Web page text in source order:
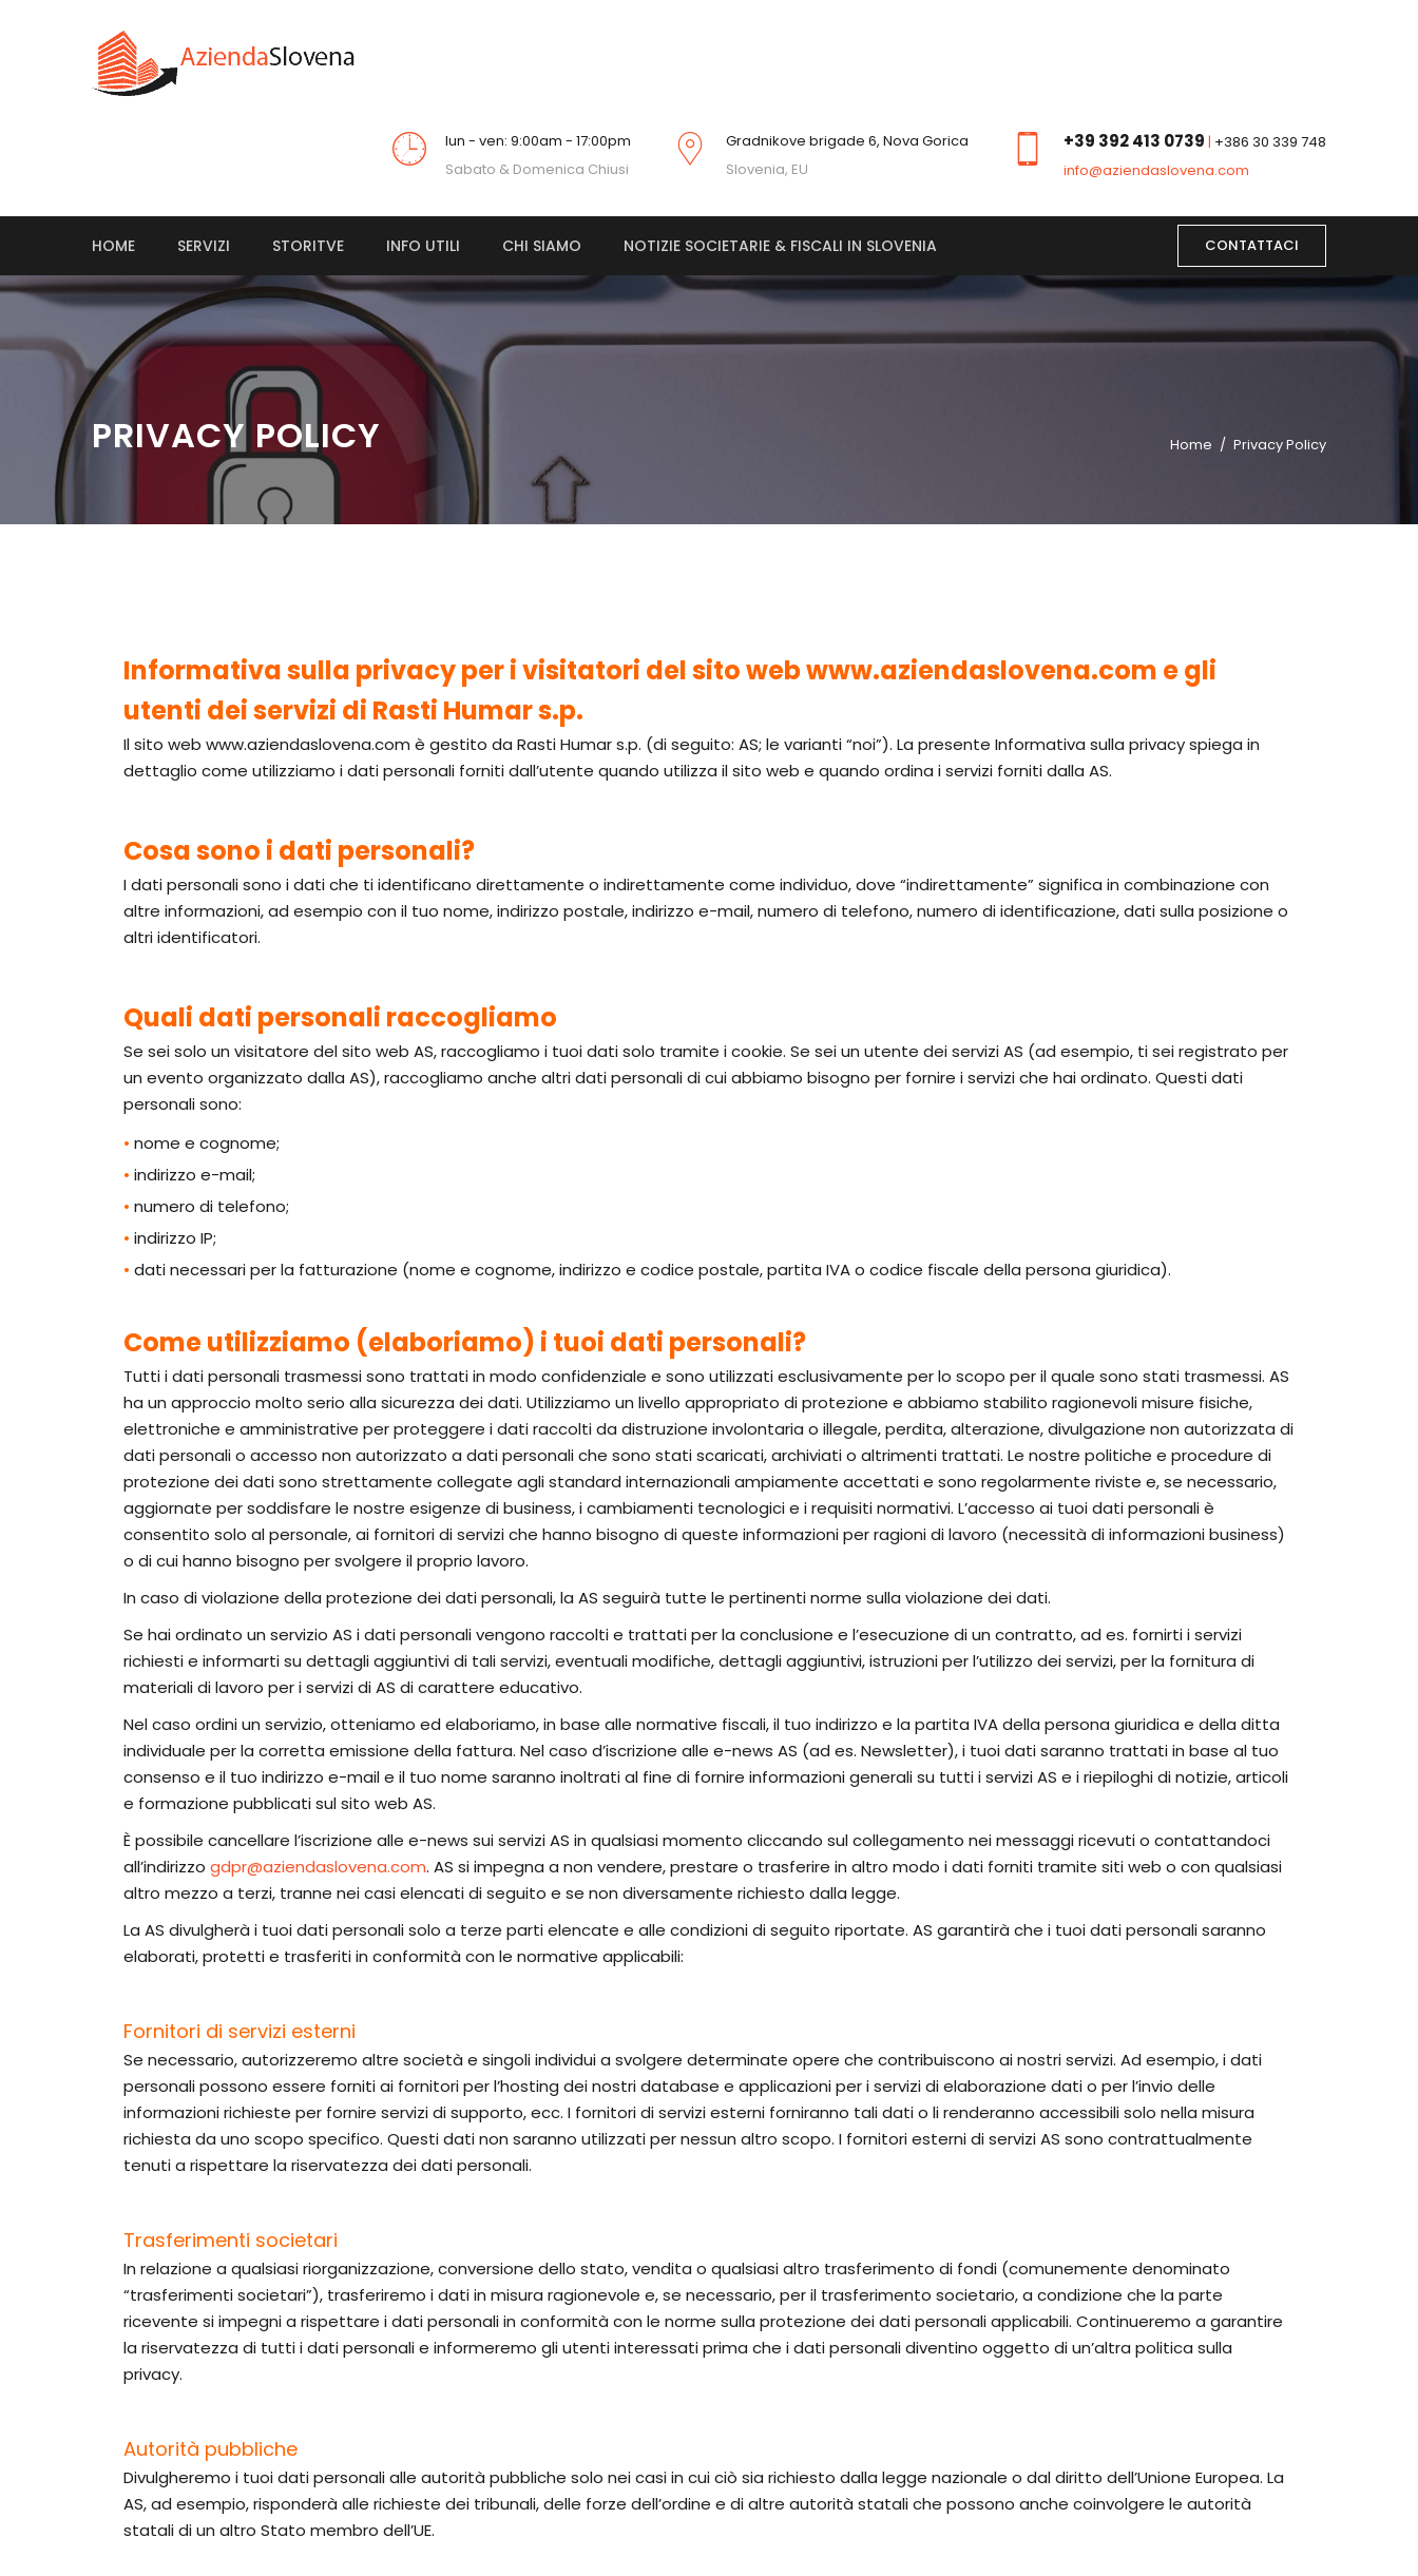
lun - ven: 9:00am - 17:00pm
Sabato & Domenica Chiusi
Gradnikove brigade 6, Nova Gorica
Slovenia, EU
+39 392 413 0739 | +386 30 339 748
info@aziendaslovena.com
HOME SERVIZI STORITVE INFO UTILI CHI SIAMO NOTIZIE SOCIETARIE & FISCALI IN SLOVENIA CONTATTACI
PRIVACY POLICY Home Privacy Policy
Informativa sulla privacy per i visitatori del sito web www.aziendaslovena.com e gli
utenti dei servizi di Rasti Humar s.p.
Il sito web www.aziendaslovena.com è gestito da Rasti Humar s.p. (di seguito: AS; le varianti “noi”). La presente Informativa sulla privacy spiega in
dettaglio come utilizziamo i dati personali forniti dall’utente quando utilizza il sito web e quando ordina i servizi forniti dalla AS.
Cosa sono i dati personali?
I dati personali sono i dati che ti identificano direttamente o indirettamente come individuo, dove “indirettamente” significa in combinazione con
altre informazioni, ad esempio con il tuo nome, indirizzo postale, indirizzo e-mail, numero di telefono, numero di identificazione, dati sulla posizione o
altri identificatori.
Quali dati personali raccogliamo
Se sei solo un visitatore del sito web AS, raccogliamo i tuoi dati solo tramite i cookie. Se sei un utente dei servizi AS (ad esempio, ti sei registrato per
un evento organizzato dalla AS), raccogliamo anche altri dati personali di cui abbiamo bisogno per fornire i servizi che hai ordinato. Questi dati
personali sono:
• nome e cognome;
• indirizzo e-mail;
• numero di telefono;
• indirizzo IP;
• dati necessari per la fatturazione (nome e cognome, indirizzo e codice postale, partita IVA o codice fiscale della persona giuridica).
Come utilizziamo (elaboriamo) i tuoi dati personali?
Tutti i dati personali trasmessi sono trattati in modo confidenziale e sono utilizzati esclusivamente per lo scopo per il quale sono stati trasmessi. AS
ha un approccio molto serio alla sicurezza dei dati. Utilizziamo un livello appropriato di protezione e abbiamo stabilito ragionevoli misure fisiche,
elettroniche e amministrative per proteggere i dati raccolti da distruzione involontaria o illegale, perdita, alterazione, divulgazione non autorizzata di
dati personali o accesso non autorizzato a dati personali che sono stati scaricati, archiviati o altrimenti trattati. Le nostre politiche e procedure di
protezione dei dati sono strettamente collegate agli standard internazionali ampiamente accettati e sono regolarmente riviste e, se necessario,
aggiornate per soddisfare le nostre esigenze di business, i cambiamenti tecnologici e i requisiti normativi. L’accesso ai tuoi dati personali è
consentito solo al personale, ai fornitori di servizi che hanno bisogno di queste informazioni per ragioni di lavoro (necessità di informazioni business)
o di cui hanno bisogno per svolgere il proprio lavoro.
In caso di violazione della protezione dei dati personali, la AS seguirà tutte le pertinenti norme sulla violazione dei dati.
Se hai ordinato un servizio AS i dati personali vengono raccolti e trattati per la conclusione e l’esecuzione di un contratto, ad es. fornirti i servizi
richiesti e informarti su dettagli aggiuntivi di tali servizi, eventuali modifiche, dettagli aggiuntivi, istruzioni per l’utilizzo dei servizi, per la fornitura di
materiali di lavoro per i servizi di AS di carattere educativo.
Nel caso ordini un servizio, otteniamo ed elaboriamo, in base alle normative fiscali, il tuo indirizzo e la partita IVA della persona giuridica e della ditta
individuale per la corretta emissione della fattura. Nel caso d’iscrizione alle e-news AS (ad es. Newsletter), i tuoi dati saranno trattati in base al tuo
consenso e il tuo indirizzo e-mail e il tuo nome saranno inoltrati al fine di fornire informazioni generali su tutti i servizi AS e i riepiloghi di notizie, articoli
e formazione pubblicati sul sito web AS.
È possibile cancellare l’iscrizione alle e-news sui servizi AS in qualsiasi momento cliccando sul collegamento nei messaggi ricevuti o contattandoci
all’indirizzo gdpr@aziendaslovena.com. AS si impegna a non vendere, prestare o trasferire in altro modo i dati forniti tramite siti web o con qualsiasi
altro mezzo a terzi, tranne nei casi elencati di seguito e se non diversamente richiesto dalla legge.
La AS divulgherà i tuoi dati personali solo a terze parti elencate e alle condizioni di seguito riportate. AS garantirà che i tuoi dati personali saranno
elaborati, protetti e trasferiti in conformità con le normative applicabili:
Fornitori di servizi esterni
Se necessario, autorizzeremo altre società e singoli individui a svolgere determinate opere che contribuiscono ai nostri servizi. Ad esempio, i dati
personali possono essere forniti ai fornitori per l’hosting dei nostri database e applicazioni per i servizi di elaborazione dati o per l’invio delle
informazioni richieste per fornire servizi di supporto, ecc. I fornitori di servizi esterni forniranno tali dati o li renderanno accessibili solo nella misura
richiesta da uno scopo specifico. Questi dati non saranno utilizzati per nessun altro scopo. I fornitori esterni di servizi AS sono contrattualmente
tenuti a rispettare la riservatezza dei dati personali.
Trasferimenti societari
In relazione a qualsiasi riorganizzazione, conversione dello stato, vendita o qualsiasi altro trasferimento di fondi (comunemente denominato
“trasferimenti societari”), trasferiremo i dati in misura ragionevole e, se necessario, per il trasferimento societario, a condizione che la parte
ricevente si impegni a rispettare i dati personali in conformità con le norme sulla protezione dei dati personali applicabili. Continueremo a garantire
la riservatezza di tutti i dati personali e informeremo gli utenti interessati prima che i dati personali diventino oggetto di un’altra politica sulla
privacy.
Autorità pubbliche
Divulgheremo i tuoi dati personali alle autorità pubbliche solo nei casi in cui ciò sia richiesto dalla legge nazionale o dal diritto dell’Unione Europea. La
AS, ad esempio, risponderà alle richieste dei tribunali, delle forze dell’ordine e di altre autorità statali che possono anche coinvolgere le autorità
statali di un altro Stato membro dell’UE.